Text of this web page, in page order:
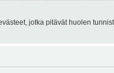
jotka pitävät huolen